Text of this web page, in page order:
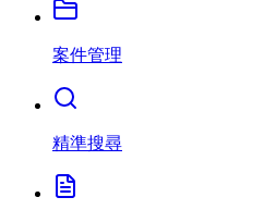
案件管理
精準搜尋